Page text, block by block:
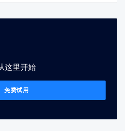
这里开始
免费试用